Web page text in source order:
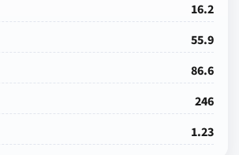
16.2
55.9
86.6
246
1.23